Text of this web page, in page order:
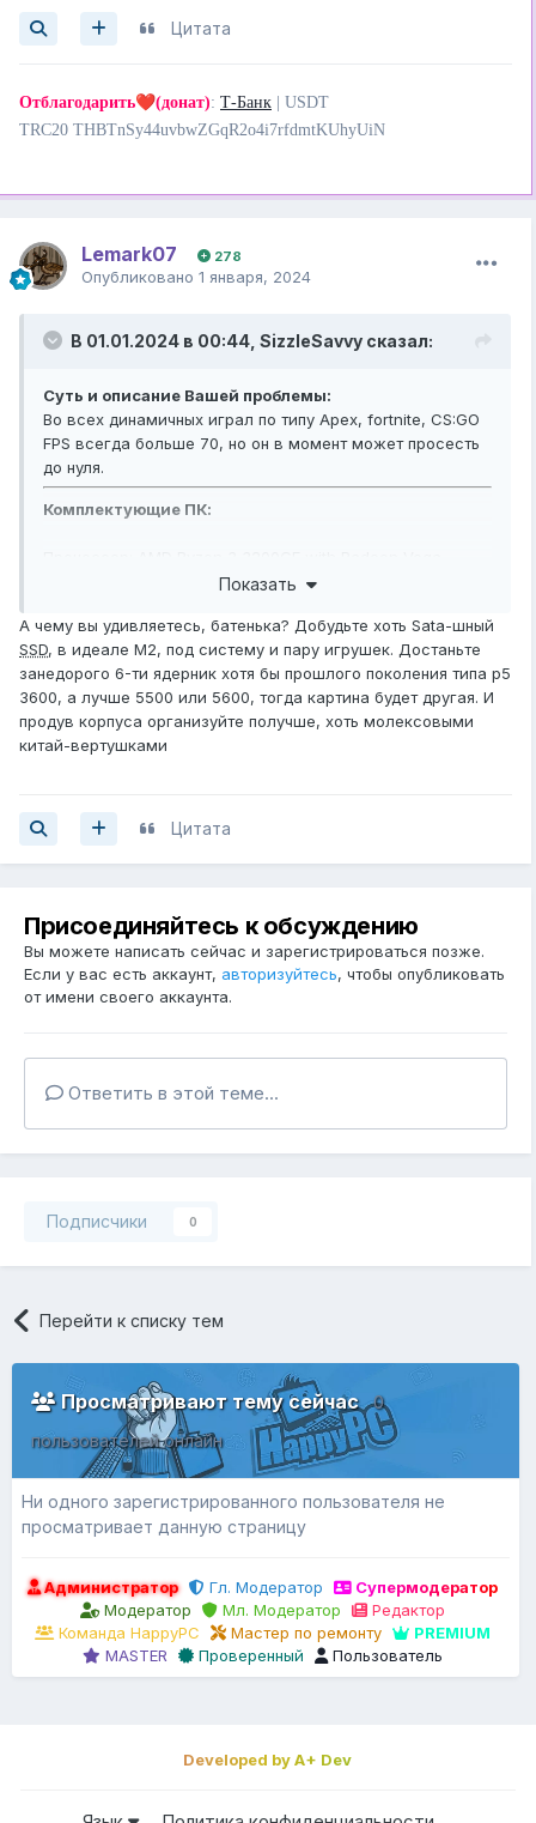
Цитата
Отблагодарить❤️(донат): Т-Банк | USDT
TRC20 THBTnSy44uvbwZGqR2o4i7rfdmtKUhyUiN
Lemark07 278
Опубликовано 1 января, 2024
В 01.01.2024 в 00:44, SizzleSavvy сказал:
Суть и описание Вашей проблемы:
Во всех динамичных играл по типу Apex, fortnite, CS:GO
FPS всегда больше 70, но он в момент может просесть
до нуля.
Комплектующие ПК:
Накопители (HDD/SDD):HDD
Показать
А чему вы удивляетесь, батенька? Добудьте хоть Sata-шный
SSD, в идеале М2, под систему и пару игрушек. Достаньте
занедорого 6-ти ядерник хотя бы прошлого поколения типа р5
3600, а лучше 5500 или 5600, тогда картина будет другая. И
продув корпуса организуйте получше, хоть молексовыми
китай-вертушками
Цитата
Присоединяйтесь к обсуждению
Вы можете написать сейчас и зарегистрироваться позже.
Если у вас есть аккаунт, авторизуйтесь, чтобы опубликовать
от имени своего аккаунта.
Ответить в этой теме...
Подписчики 0
Перейти к списку тем
Просматривают тему сейчас0
пользователей онлайн
Ни одного зарегистрированного пользователя не
просматривает данную страницу
Администратор Гл. Модератор
Супермодератор
Модератор
Мл. Модератор
Редактор
Команда HappyPC
Мастер по ремонту
PREMIUM
MASTER
Проверенный Пользователь
Developed by A+ Dev